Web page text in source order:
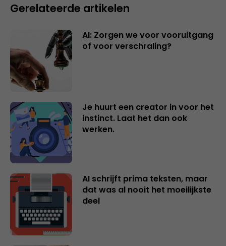
Gerelateerde artikelen
AI: Zorgen we voor vooruitgang
of voor verschraling?
Je huurt een creator in voor het
instinct. Laat het dan ook
werken.
AI schrijft prima teksten, maar
dat was al nooit het moeilijkste
deel